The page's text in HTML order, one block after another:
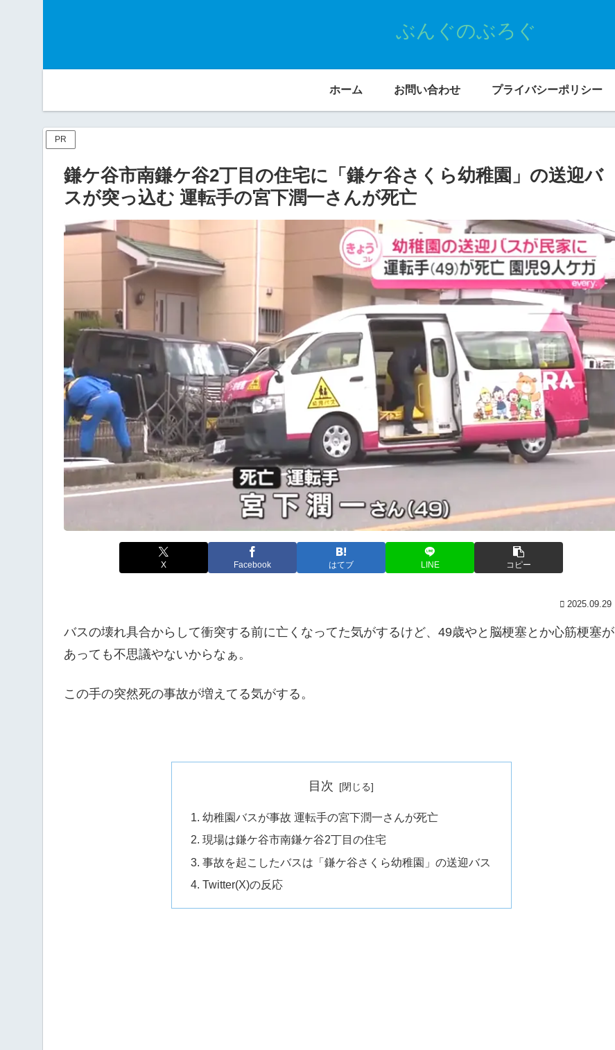
ぶんぐのぶろぐ
ホーム お問い合わせ プライバシーポリシー
PR
鎌ケ谷市南鎌ケ谷2丁目の住宅に「鎌ケ谷さくら幼稚園」の送迎バ
スが突っ込む 運転手の宮下潤一さんが死亡
X Facebook はてブ LINE コピー
2025.09.29
バスの壊れ具合からして衝突する前に亡くなってた気がするけど、49歳やと脳梗塞とか心筋梗塞が
あっても不思議やないからなぁ。
この手の突然死の事故が増えてる気がする。
目次
幼稚園バスが事故 運転手の宮下潤一さんが死亡
現場は鎌ケ谷市南鎌ケ谷2丁目の住宅
事故を起こしたバスは「鎌ケ谷さくら幼稚園」の送迎バス
Twitter(X)の反応